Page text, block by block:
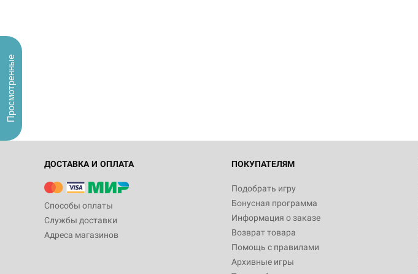
ДОСТАВКА И ОПЛАТА
Способы оплаты
Службы доставки
Адреса магазинов
ПОКУПАТЕЛЯМ
Подобрать игру
Бонусная программа
Информация о заказе
Возврат товара
Помощь с правилами
Архивные игры
Просмотренные